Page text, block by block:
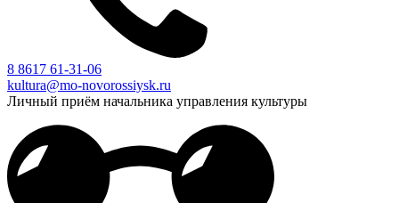
8 8617 61-31-06
kultura@mo-novorossiysk.ru
Личный приём начальника управления культуры